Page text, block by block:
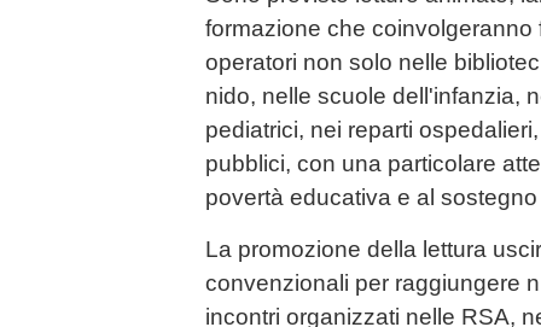
formazione che coinvolgeranno
operatori non solo nelle
nido, nelle scuole dell'infanzia,
pediatrici, nei reparti
pubblici, con una particolare
povertà educativa e al
La promozione della lettura
convenzionali per raggiungere
incontri organizzati nelle RSA,